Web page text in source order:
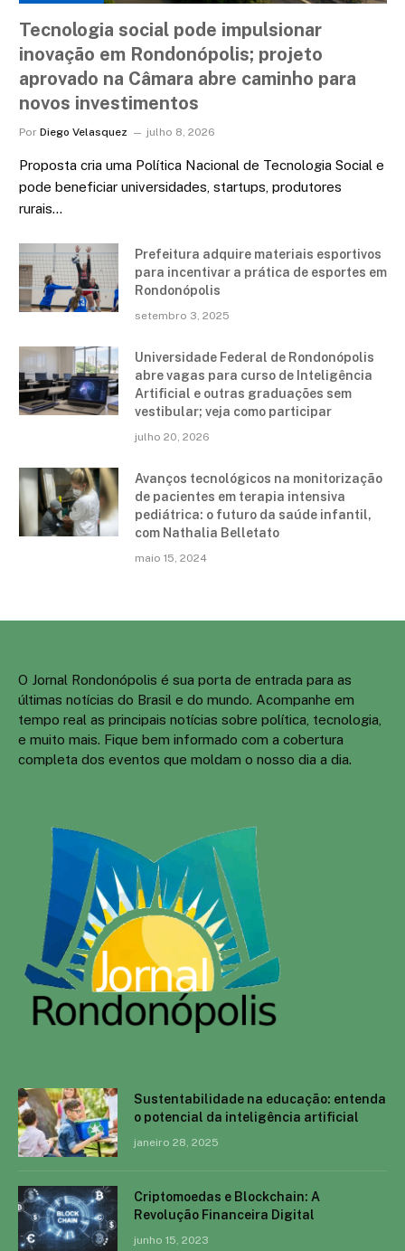
Tecnologia social pode impulsionar
inovação em Rondonópolis; projeto
aprovado na Câmara abre caminho para
novos investimentos
Por Diego Velasquez julho 8, 2026
Proposta cria uma Política Nacional de Tecnologia Social e
pode beneficiar universidades, startups, produtores
rurais…
Prefeitura adquire materiais esportivos
para incentivar a prática de esportes em
Rondonópolis
setembro 3, 2025
Universidade Federal de Rondonópolis
abre vagas para curso de Inteligência
Artificial e outras graduações sem
vestibular; veja como participar
julho 20, 2026
Avanços tecnológicos na monitorização
de pacientes em terapia intensiva
pediátrica: o futuro da saúde infantil,
com Nathalia Belletato
maio 15, 2024
O Jornal Rondonópolis é sua porta de entrada para as
últimas notícias do Brasil e do mundo. Acompanhe em
tempo real as principais notícias sobre política, tecnologia,
e muito mais. Fique bem informado com a cobertura
completa dos eventos que moldam o nosso dia a dia.
Sustentabilidade na educação: entenda
o potencial da inteligência artificial
janeiro 28, 2025
Criptomoedas e Blockchain: A
Revolução Financeira Digital
junho 15, 2023